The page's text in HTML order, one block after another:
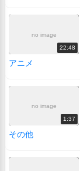
no image
22:48
アニメ
no image
1:37
その他